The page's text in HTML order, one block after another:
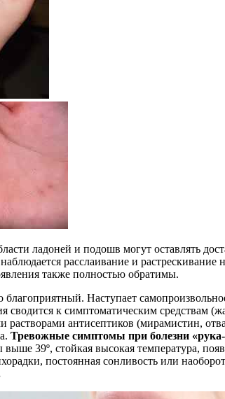
ладоней и подошв могут оставлять
расслаивание и
также полностью обратимы.
благоприятный. Наступает
сводится к симптоматическим
растворами антисептиков (мирамистин,
Тревожные симптомы при болезни «рука-
39º, стойкая высокая температура,
постоянная сонливость или